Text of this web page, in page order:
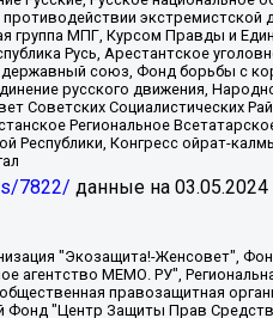
МПГ, Курсом Правды и
Русь, Арестантское
союз, Фонд борьбы с
русского движения,
Советских Социалистических
Региональное
Республики, Конгресс ойрат-
7822/ данные на 03.05.2024
глобализации и социальных движений", Фонд "В защиту прав заключенных", Частное учреждение "Центр поддержки и содействия развитию средств массовой информации", Пензенский региональный общественный благотворительный фонд "Гражданский союз", "Север.Реалии", Некоммерческая организация Фонд "Правовая инициатива", Общество с ограниченной ответственностью "Радио Свободная Европа/Радио Свобода", Чешское информационное агентство "MEDIUM-ORIENT", Красноярская региональная общественная организация "Мы против СПИДа", Камалягин Денис Николаевич, Маркелов Сергей Евгеньевич, Пономарев Лев Александрович, Савицкая Людмила Алексеевна, Автономная некоммерческая организация "Центр по работе с проблемой насилия "НАСИЛИЮ.НЕТ", Межрегиональный профессиональный союз работников здравоохранения "Альянс врачей", Юридическое лицо, зарегистрированное в Латвийской Республике, SIA "Medusa Project" (регистрационный номер 40103797863, дата регистрации 10.06.2014), Некоммерческая организация "Фонд по борьбе с коррупцией", Автономная некоммерческая организация "Институт права и публичной политики", Баданин Роман Сергеевич, Гликин Максим Александрович, Железнова Мария Михайловна, Лукьянова Юлия Сергеевна, Маетная Елизавета Витальевна, Маняхин Петр Борисович, Чуракова Ольга Владимировна, Ярош Юлия Петровна, Юридическое лицо "The Insider SIA", зарегистрированное в Риге, Латвийская Республика (дата регистрации 26.06.2015), являющееся администратором доменного имени интернет-издания "The Insider SIA", https://theins.ru, Постернак Алексей Евгеньевич, Рубин Михаил Аркадьевич, Анин Роман Александрович, Юридическое лицо Istories fonds, зарегистрированное в Латвийской Республике (регистрационный